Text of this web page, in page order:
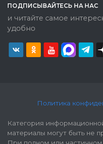
ПОДПИСЫВАЙТЕСЬ НА НАС
и читайте самое
удобно
Политика
Категория
материалы могут быть не